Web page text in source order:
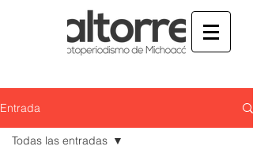
Entrada
Todas las entradas